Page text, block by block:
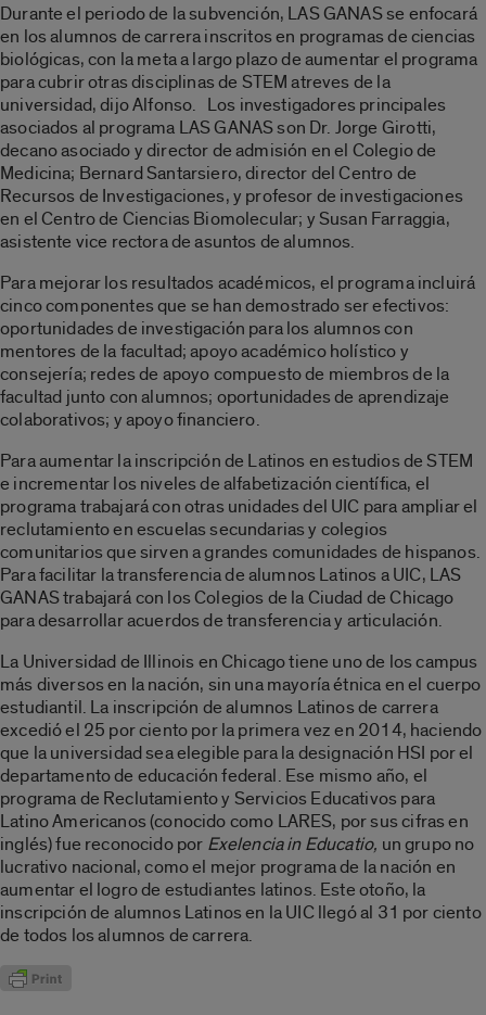
Durante el periodo de la subvención, LAS GANAS se enfocará
en los alumnos de carrera inscritos en programas de ciencias
biológicas, con la meta a largo plazo de aumentar el programa
para cubrir otras disciplinas de STEM atreves de la
universidad, dijo Alfonso. Los investigadores principales
asociados al programa LAS GANAS son Dr. Jorge Girotti,
decano asociado y director de admisión en el Colegio de
Medicina; Bernard Santarsiero, director del Centro de
Recursos de Investigaciones, y profesor de investigaciones
en el Centro de Ciencias Biomolecular; y Susan Farraggia,
asistente vice rectora de asuntos de alumnos.
Para mejorar los resultados académicos, el programa incluirá
cinco componentes que se han demostrado ser efectivos:
oportunidades de investigación para los alumnos con
mentores de la facultad; apoyo académico holístico y
consejería; redes de apoyo compuesto de miembros de la
facultad junto con alumnos; oportunidades de aprendizaje
colaborativos; y apoyo financiero.
Para aumentar la inscripción de Latinos en estudios de STEM
e incrementar los niveles de alfabetización científica, el
programa trabajará con otras unidades del UIC para ampliar el
reclutamiento en escuelas secundarias y colegios
comunitarios que sirven a grandes comunidades de hispanos.
Para facilitar la transferencia de alumnos Latinos a UIC, LAS
GANAS trabajará con los Colegios de la Ciudad de Chicago
para desarrollar acuerdos de transferencia y articulación.
La Universidad de Illinois en Chicago tiene uno de los campus
más diversos en la nación, sin una mayoría étnica en el cuerpo
estudiantil. La inscripción de alumnos Latinos de carrera
excedió el 25 por ciento por la primera vez en 2014, haciendo
que la universidad sea elegible para la designación HSI por el
departamento de educación federal. Ese mismo año, el
programa de Reclutamiento y Servicios Educativos para
Latino Americanos (conocido como LARES, por sus cifras en
inglés) fue reconocido por Exelencia in Educatio, un grupo no
lucrativo nacional, como el mejor programa de la nación en
aumentar el logro de estudiantes latinos. Este otoño, la
inscripción de alumnos Latinos en la UIC llegó al 31 por ciento
de todos los alumnos de carrera.